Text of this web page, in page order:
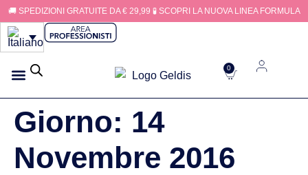
🚚 SPEDIZIONI GRATUITE DA € 29,99 🧪 SCOPRI LA NUOVA LINEA FORMULA
0
Giorno: 14
Novembre 2016